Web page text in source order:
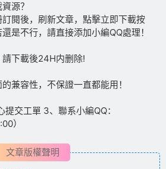
源？
閱後，刷新文章，點擊立即下載按
是不行，請直接添加小編QQ處理！
下載後24H内删除!
兼容性，不保證一直都能用！
交工單 3、聯系小編QQ：
）
文章版權聲明